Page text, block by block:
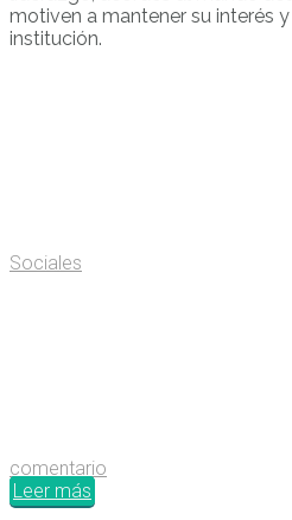
motiven a mantener su interés
institución.
Sociales
comentario
Leer más